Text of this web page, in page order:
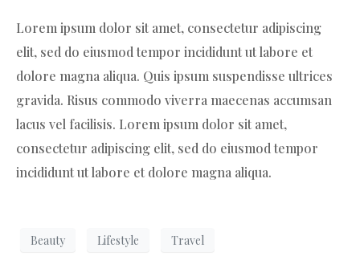
Lorem ipsum dolor sit amet, consectetur adipiscing
elit, sed do eiusmod tempor incididunt ut labore et
dolore magna aliqua. Quis ipsum suspendisse ultrices
gravida. Risus commodo viverra maecenas accumsan
lacus vel facilisis. Lorem ipsum dolor sit amet,
consectetur adipiscing elit, sed do eiusmod tempor
incididunt ut labore et dolore magna aliqua.
Beauty Lifestyle Travel